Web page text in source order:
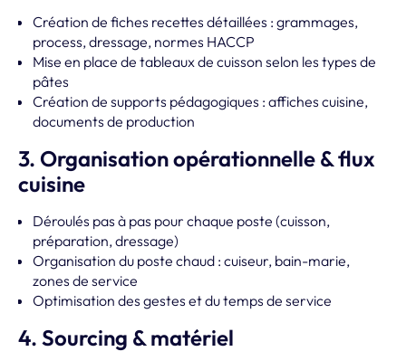
Création de fiches recettes détaillées : grammages,
process, dressage, normes HACCP
Mise en place de tableaux de cuisson selon les types de
pâtes
Création de supports pédagogiques : affiches cuisine,
documents de production
3. Organisation opérationnelle & flux
cuisine
Déroulés pas à pas pour chaque poste (cuisson,
préparation, dressage)
Organisation du poste chaud : cuiseur, bain-marie,
zones de service
Optimisation des gestes et du temps de service
4. Sourcing & matériel